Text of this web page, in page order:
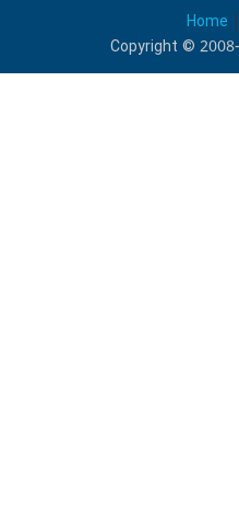
Home
Copyright ©